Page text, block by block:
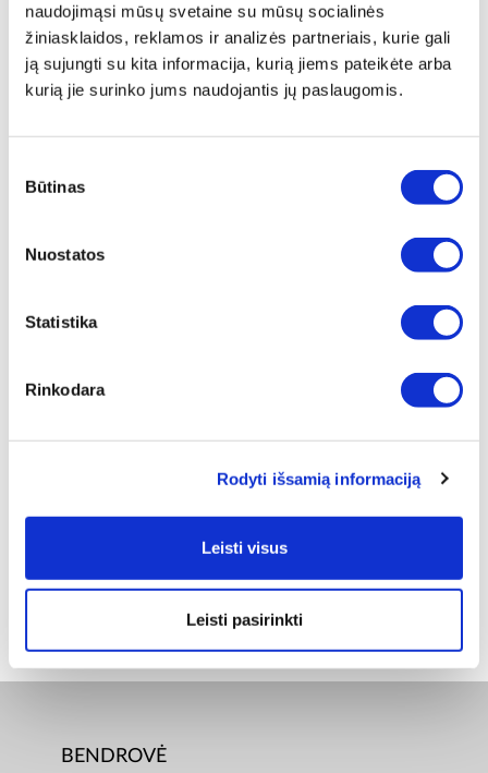
naudojimąsi mūsų svetaine su mūsų socialinės
žiniasklaidos, reklamos ir analizės partneriais, kurie gali
ją sujungti su kita informacija, kurią jiems pateikėte arba
kurią jie surinko jums naudojantis jų paslaugomis.
pasirinkimas
Būtinas
Nuostatos
Statistika
Rinkodara
Rodyti išsamią informaciją
Leisti visus
Leisti pasirinkti
ZepterClub ⓘkaina
Prisijunkite ir pirkite
nuo -5% iki -40%
kaina
nuo -5% iki -40%
BENDROVĖ